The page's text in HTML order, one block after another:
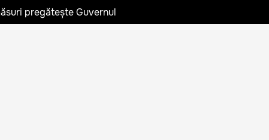
pregătește Guvernul